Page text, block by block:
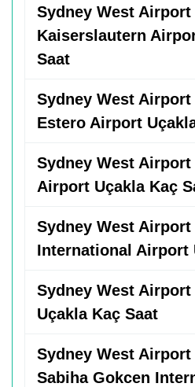
Sydney West
Kaiserslautern
Saat
Sydney West Airport
Estero Airport
Sydney West
Airport Uçakla Kaç
Sydney West
International Airport
Sydney West
Uçakla Kaç Saat
Sydney West Airport
Sabiha Gokcen